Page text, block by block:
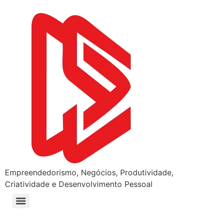
Empreendedorismo, Negócios, Produtividade,
Criatividade e Desenvolvimento Pessoal